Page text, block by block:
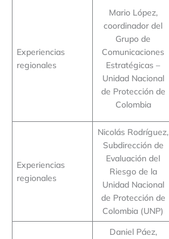
Experiencias
regionales
Mario López,
coordinador del
Grupo de
Comunicaciones
Estratégicas –
Unidad Nacional
de Protección de
Colombia
Experiencias
regionales
Nicolás Rodríguez,
Subdirección de
Evaluación del
Riesgo de la
Unidad Nacional
de Protección de
Colombia (UNP)
Daniel Páez,